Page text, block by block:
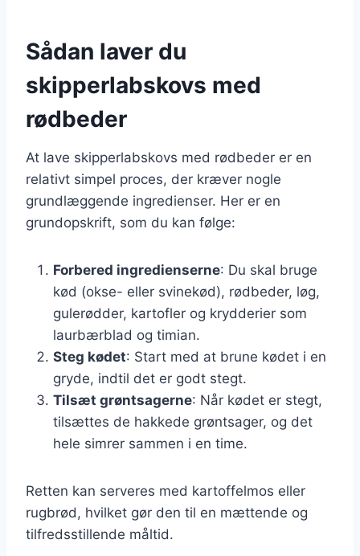
Sådan laver du
skipperlabskovs med
rødbeder
At lave skipperlabskovs med rødbeder er en
relativt simpel proces, der kræver nogle
grundlæggende ingredienser. Her er en
grundopskrift, som du kan følge:
Forbered ingredienserne: Du skal bruge
kød (okse- eller svinekød), rødbeder, løg,
gulerødder, kartofler og krydderier som
laurbærblad og timian.
Steg kødet: Start med at brune kødet i en
gryde, indtil det er godt stegt.
Tilsæt grøntsagerne: Når kødet er stegt,
tilsættes de hakkede grøntsager, og det
hele simrer sammen i en time.
Retten kan serveres med kartoffelmos eller
rugbrød, hvilket gør den til en mættende og
tilfredsstillende måltid.